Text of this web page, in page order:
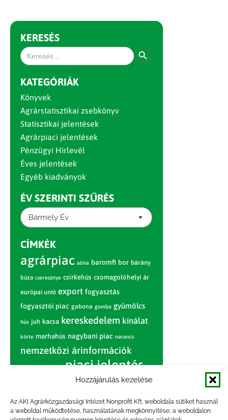
Hozzájárulás kezelése
Az AKI Agrárközgazdasági Intézet Nonprofit Kft. weboldala sütiket használ
a weboldal működtetése, használatának megkönnyítése, a weboldalon
KERESÉS
Search
for:
KATEGÓRIÁK
Könyvek
Agrárstatisztikai zsebkönyv
Statisztikai jelentések
Agrárpiaci jelentések
Pénzügyi Hírlevél
Éves jelentések
Egyéb kiadványok
ÉV SZERINTI SZŰRÉS
Bármely Év
CÍMKÉK
agrárpiac alma baromfi bor bárány
búza cseresznye csirkehús csomagolóhelyi ár
európai unió export fogyasztás
fogyasztói piac gabona gomba gyümölcs
hús juh kacsa kereskedelem kínálat
körte marhahús nagybani piac narancs
nemzetközi árinformációk
piac piaci jelentés
sertés sertéshús
szarvasmarha termelés termelői
ár tojás világpiac vágóbárány